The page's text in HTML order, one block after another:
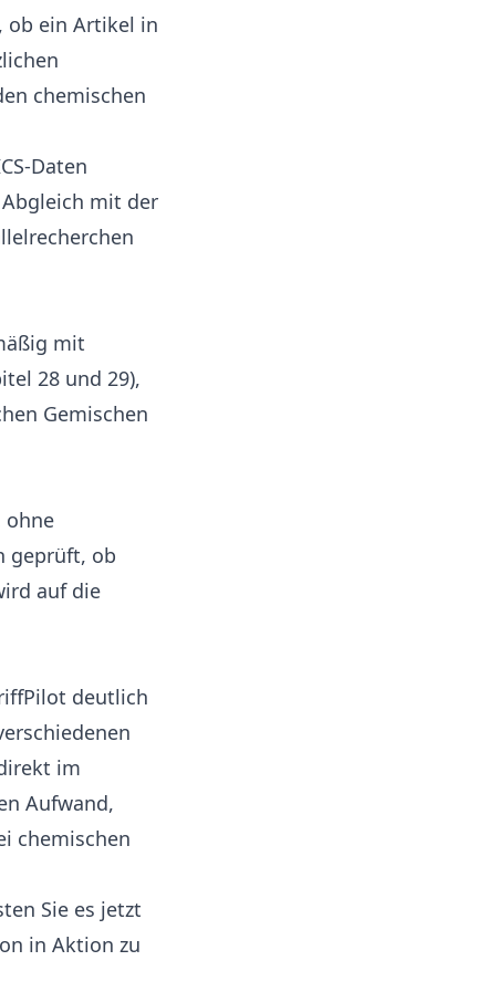
ob ein Artikel in
chemischen
Daten
mit der
mit
28 und 29),
Gemischen
ohne
geprüft, ob
auf die
deutlich
im
Aufwand,
chemischen
Sie es jetzt
in Aktion zu